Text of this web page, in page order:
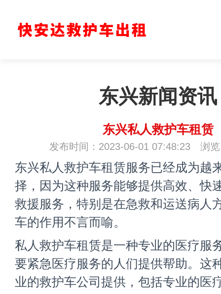
东兴新闻资讯
东兴私人救护车租赁
发布时间：2023-06-01 07:48:23 浏览
东兴私人救护车租赁服务已经成为越
择，因为这种服务能够提供高效、快
救援服务，特别是在急救和运送病人
车的作用不言而喻。
私人救护车租赁是一种专业的医疗服
要紧急医疗服务的人们提供帮助。这
业的救护车公司提供，包括专业的医